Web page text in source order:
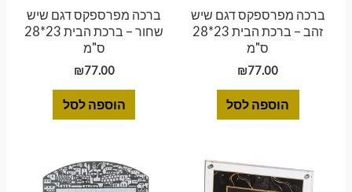
ברכה מפרספקס דגם שיש
זהב – ברכת הבית 23*28
ס"מ
₪77.00
הוספה לסל
ברכה מפרספקס דגם שיש
שחור – ברכת הבית 23*28
ס"מ
₪77.00
הוספה לסל